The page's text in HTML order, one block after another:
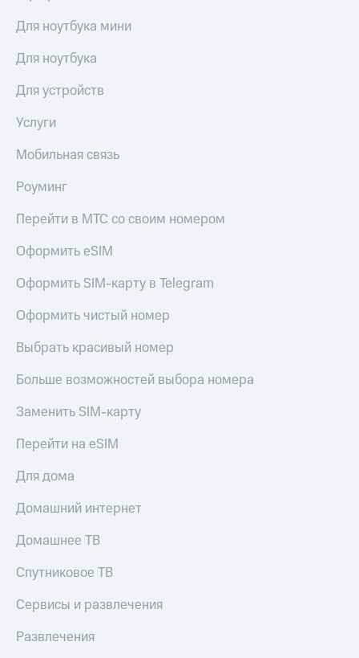
Для ноутбука мини
Для ноутбука
Для устройств
Услуги
Мобильная связь
Роуминг
Перейти в МТС со своим номером
Оформить eSIM
Оформить SIM-карту в Telegram
Оформить чистый номер
Выбрать красивый номер
Больше возможностей выбора номера
Заменить SIM-карту
Перейти на eSIM
Для дома
Домашний интернет
Домашнее ТВ
Спутниковое ТВ
Сервисы и развлечения
Развлечения